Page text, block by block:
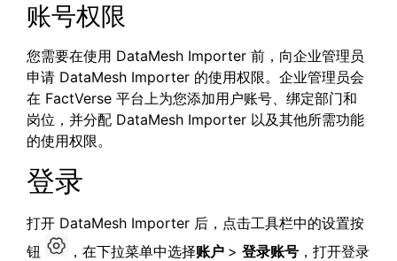
账号权限
您需要在使用 DataMesh Importer 前，向企业管理员
申请 DataMesh Importer 的使用权限。企业管理员会
在 FactVerse 平台上为您添加用户账号、绑定部门和
岗位，并分配 DataMesh Importer 以及其他所需功能
的使用权限。
登录
打开 DataMesh Importer 后，点击工具栏中的设置按
钮
，在下拉菜单中选择账户 > 登录账号 ，打开登录